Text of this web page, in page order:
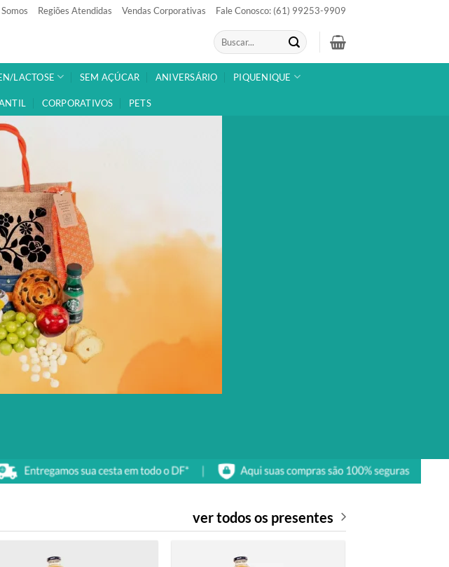
Regiões Atendidas Vendas Corporativas Fale Conosco: (61) 99253-9909
Pesquisar
por:
LACTOSE SEM AÇÚCAR ANIVERSÁRIO PIQUENIQUE
CORPORATIVOS PETS
ver todos os presentes